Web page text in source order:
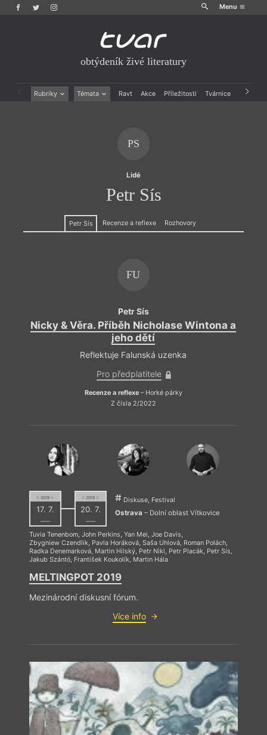
Menu
obtýdeník živé literatury
Rubriky Témata Ravt Akce Příležitosti Tvárnice Archiv
PS
Lidé
Petr Sís
Petr Sís Recenze a reflexe Rozhovory
FU
Petr Sís
Nicky & Věra. Příběh Nicholase Wintona a
jeho dětí
Reflektuje Falunská uzenka
Pro předplatitele
Recenze a reflexe– Horké párky
Z čísla 2/2022
= 2019 =
17. 7.
––––
= 2019 =
20. 7.
––––
Diskuse, Festival
Ostrava – Dolní oblast Vítkovice
Tuvia Tenenbom, John Perkins, Yan Mei, Joe Davis,
Zbygniew Czendlik, Pavla Horáková, Saša Uhlová, Roman Polách,
Radka Denemarková, Martin Hilský, Petr Nikl , Petr Placák, Petr Sís,
Jakub Szántó, František Koukolík, Martin Hála
MELTINGPOT 2019
Mezinárodní diskusní fórum.
Více info